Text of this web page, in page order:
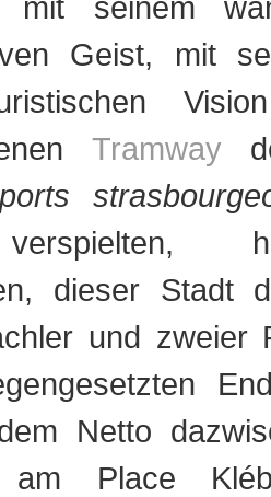
Geist, mit
Tramway
dieser Stadt
und zweier
Netto
am Place